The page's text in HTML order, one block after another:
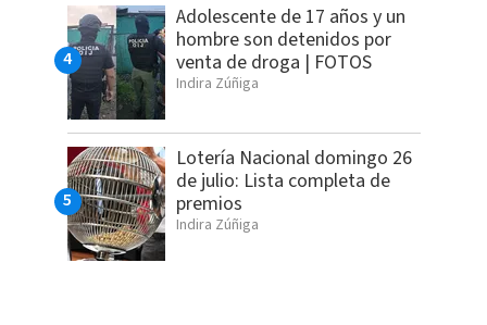
Adolescente de 17 años y un
hombre son detenidos por
venta de droga | FOTOS
Indira Zúñiga
Lotería Nacional domingo 26
de julio: Lista completa de
premios
Indira Zúñiga